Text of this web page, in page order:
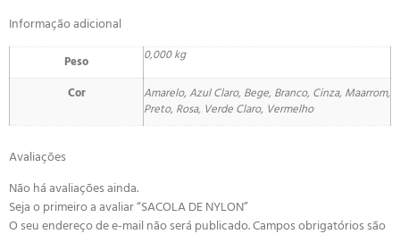
Informação adicional
Peso 0,000 kg
Cor
Amarelo, Azul Claro, Bege, Branco, Cinza, Maarrom,
Preto, Rosa, Verde Claro, Vermelho
Avaliações
Não há avaliações ainda.
Seja o primeiro a avaliar “SACOLA DE NYLON”
O seu endereço de e-mail não será publicado.Campos obrigatórios são